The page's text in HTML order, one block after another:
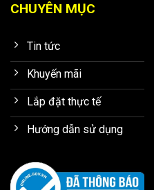
CHUYÊN MỤC
Tin tức
Khuyến mãi
Lắp đặt thực tế
Hướng dẫn sử dụng